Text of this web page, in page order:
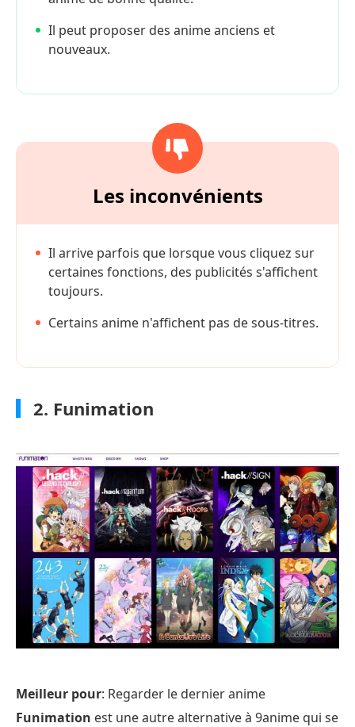
Il peut proposer des anime anciens et
nouveaux.
Les inconvénients
Il arrive parfois que lorsque vous cliquez sur
certaines fonctions, des publicités s'affichent
toujours.
Certains anime n'affichent pas de sous-titres.
2. Funimation
Meilleur pour: Regarder le dernier anime
Funimation est une autre alternative à 9anime qui se